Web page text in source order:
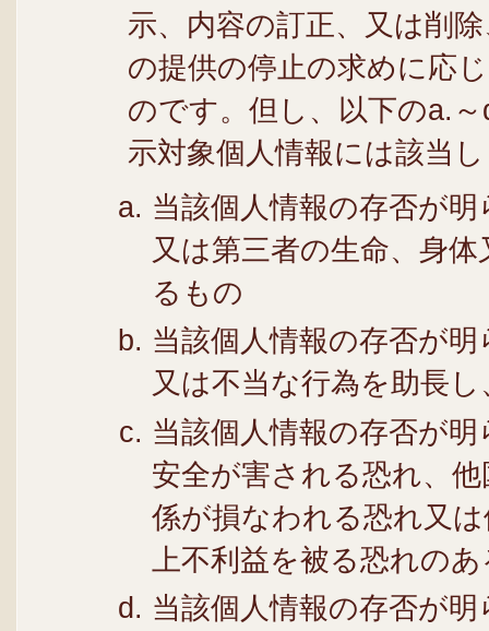
示、内容の訂正、又は削
の提供の停止の求めに応
のです。但し、以下のa.
示対象個人情報には該当
当該個人情報の存否が
又は第三者の生命、身
るもの
当該個人情報の存否が
又は不当な行為を助長
当該個人情報の存否が
安全が害される恐れ、
係が損なわれる恐れ又
上不利益を被る恐れの
当該個人情報の存否が